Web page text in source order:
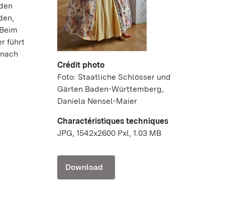
führt
Crédit photo
Foto: Staatliche Schlösser und
Gärten Baden-Württemberg,
Daniela Nensel-Maier
Charactéristiques techniques
JPG, 1542x2600 Pxl, 1.03 MB
Download